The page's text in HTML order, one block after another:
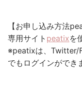
【お申し込み方法
専用サイト peatixを
※peatixは、Twitter/
でもログインができ